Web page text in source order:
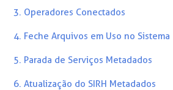
3. Operadores Conectados
4. Feche Arquivos em Uso no Sistema
5. Parada de Serviços Metadados
6. Atualização do SIRH Metadados